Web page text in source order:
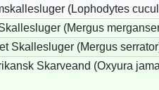
(Lophodytes
(Mergus
Skallesluger (Mergus
Skarveand (Oxyura